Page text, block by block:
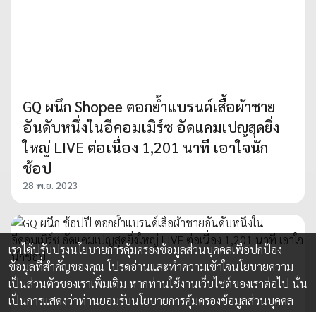
GQ ผนึก Shopee ตอกย้ำแบรนด์เสื้อผ้าชาย
อันดับหนึ่งในอีคอมเมิร์ซ อัดแคมเปญสุดยิ่ง
ใหญ่ LIVE ต่อเนื่อง 1,201 นาที เอาใจนัก
ช้อป
28 พ.ย. 2023
เราได้ปรับปรุงนโยบายการคุ้มครองข้อมูลส่วนบุคคลเพื่อปกป้อง
ข้อมูลที่สำคัญของคุณ โปรดอ่านและทำความเข้าใจนโยบายความ
เป็นส่วนตัวของเราเพิ่มเติม หากท่านใช้งานเว็บไซต์ของเราต่อไป นั่น
เป็นการแสดงว่าท่านยอมรับนโยบายการคุ้มครองข้อมูลส่วนบุคคล